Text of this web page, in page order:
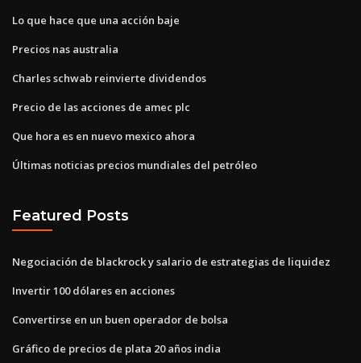
Lo que hace que una acción baje
Precios nas australia
Charles schwab reinvierte dividendos
Precio de las acciones de amec plc
Que hora es en nuevo mexico ahora
Últimas noticias precios mundiales del petróleo
Featured Posts
Negociación de blackrock y salario de estrategias de liquidez
Invertir 100 dólares en acciones
Convertirse en un buen operador de bolsa
Gráfico de precios de plata 20 años india